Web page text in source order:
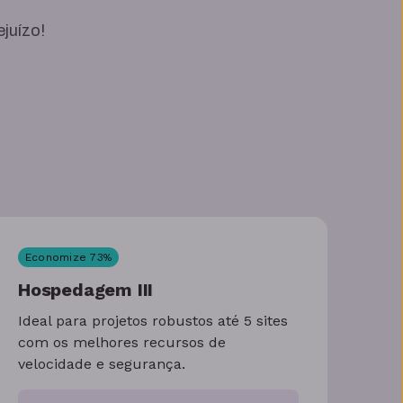
Economize73%
Hospedagem III
Ideal para projetos robustos até 5 sites
com os melhores recursos de
velocidade e segurança.